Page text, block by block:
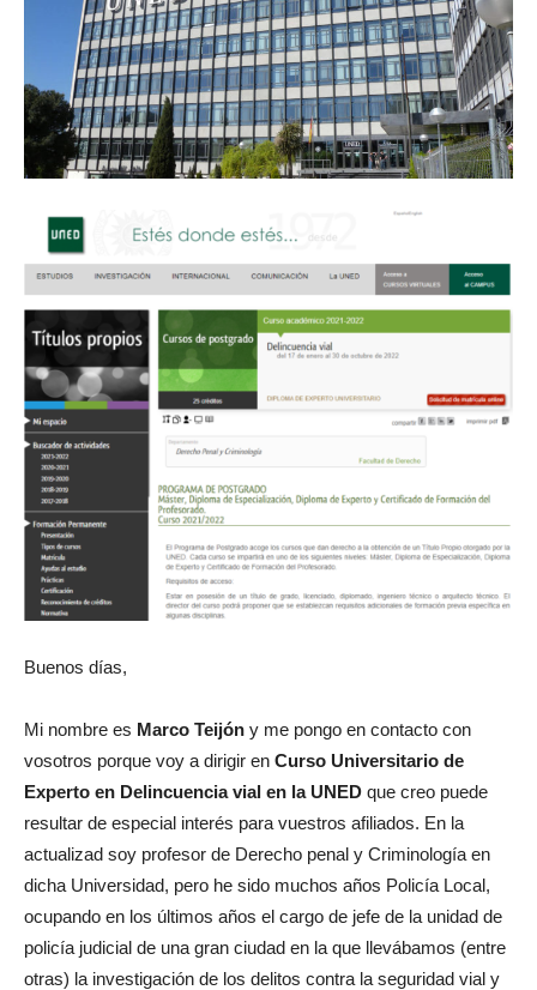
Buenos días,
Mi nombre es Marco Teijón y me pongo en contacto con
vosotros porque voy a dirigir en Curso Universitario de
Experto en Delincuencia vial en la UNED que creo puede
resultar de especial interés para vuestros afiliados. En la
actualizad soy profesor de Derecho penal y Criminología en
dicha Universidad, pero he sido muchos años Policía Local,
ocupando en los últimos años el cargo de jefe de la unidad de
policía judicial de una gran ciudad en la que llevábamos (entre
otras) la investigación de los delitos contra la seguridad vial y